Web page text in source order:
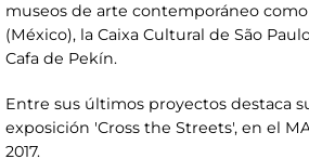
museos de arte contemporáneo
(México), la Caixa Cultural de São
Cafa de Pekín.
Entre sus últimos proyectos destaca
exposición 'Cross the Streets', en el
2017.